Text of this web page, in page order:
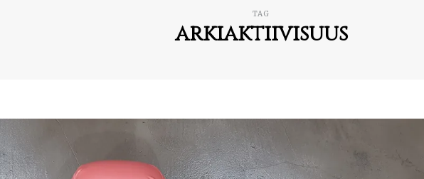
TAG
arkiaktiivisuus